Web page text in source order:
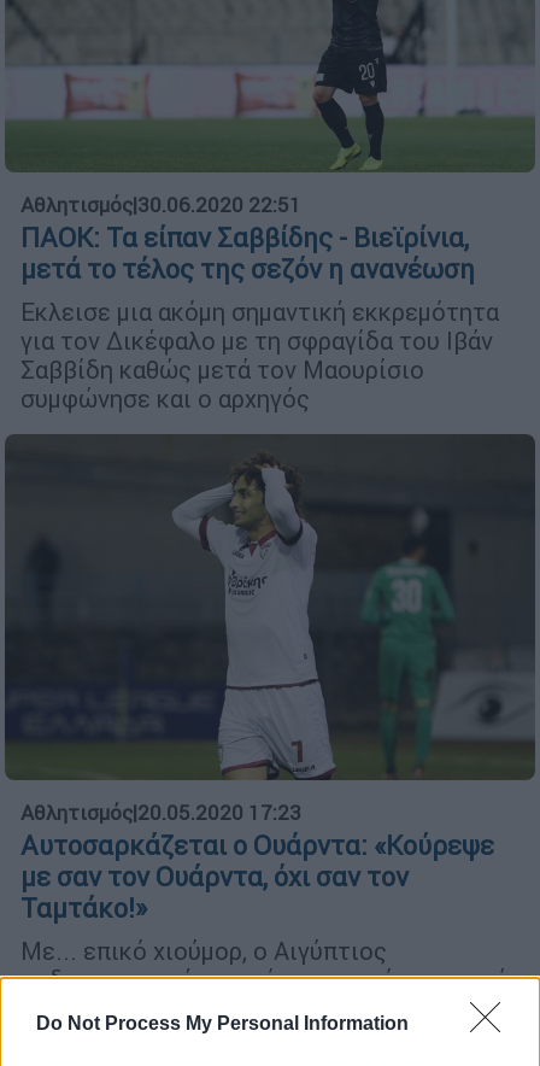
Do Not Process My Personal Information
Αθλητισμός|30.06.2020 22:51
ΠΑΟΚ: Τα είπαν Σαββίδης - Βιεϊρίνια,
μετά το τέλος της σεζόν η ανανέωση
Εκλεισε μια ακόμη σημαντική εκκρεμότητα
για τον Δικέφαλο με τη σφραγίδα του Ιβάν
Σαββίδη καθώς μετά τον Μαουρίσιο
συμφώνησε και ο αρχηγός
Αθλητισμός|20.05.2020 17:23
Αυτοσαρκάζεται ο Ουάρντα: «Κούρεψε
με σαν τον Ουάρντα, όχι σαν τον
Ταμτάκο!»
Με... επικό χιούμορ, ο Αιγύπτιος
ποδοσφαιριστής πηγαίνει για κούρεμα μετά
την καραντίνα και το απολαμβάνει!